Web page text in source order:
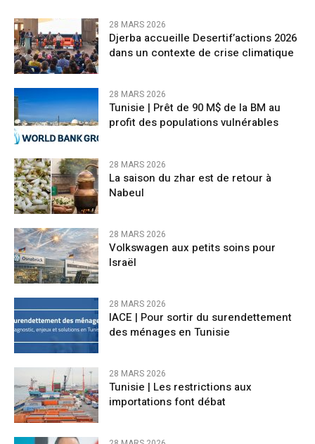
28 MARS 2026
Djerba accueille Desertif’actions 2026
dans un contexte de crise climatique
28 MARS 2026
Tunisie | Prêt de 90 M$ de la BM au
profit des populations vulnérables
28 MARS 2026
La saison du zhar est de retour à
Nabeul
28 MARS 2026
Volkswagen aux petits soins pour
Israël
28 MARS 2026
IACE | Pour sortir du surendettement
des ménages en Tunisie
28 MARS 2026
Tunisie | Les restrictions aux
importations font débat